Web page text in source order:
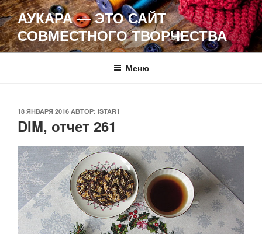
Перейти
к
содержимому
АУКАРА — ЭТО САЙТ
СОВМЕСТНОГО ТВОРЧЕСТВА
Меню
ОПУБЛИКОВАНО
18 ЯНВАРЯ 2016 АВТОР: ISTAR1
DIM, отчет 261